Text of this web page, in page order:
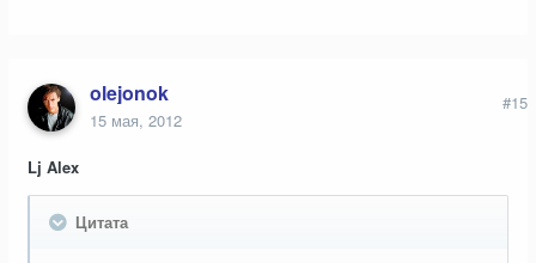
olejonok
15 мая, 2012
#15
Lj Alex
Цитата